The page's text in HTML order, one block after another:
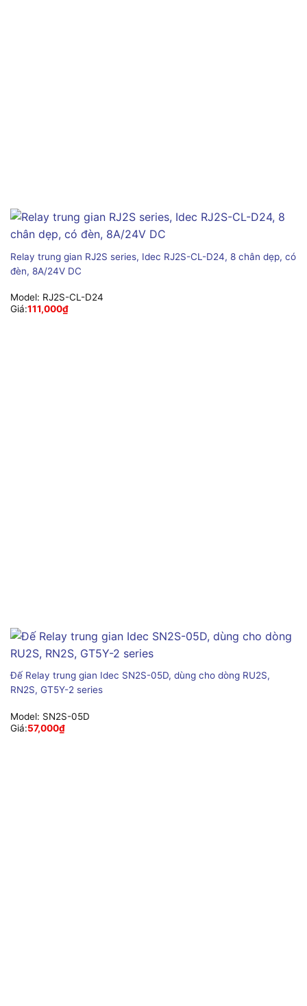
Relay trung gian RJ2S series, Idec RJ2S-CL-D24, 8 chân dẹp, có
đèn, 8A/24V DC
Model: RJ2S-CL-D24
Giá:111,000₫
Đế Relay trung gian Idec SN2S-05D, dùng cho dòng RU2S,
RN2S, GT5Y-2 series
Model: SN2S-05D
Giá:57,000₫